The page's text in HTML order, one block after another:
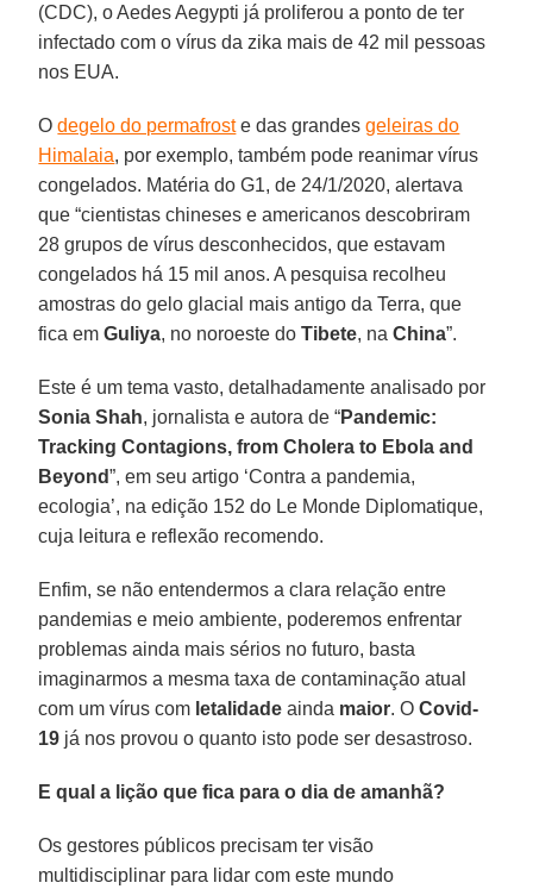
(CDC), o Aedes Aegypti já proliferou a ponto de ter
infectado com o vírus da zika mais de 42 mil pessoas
nos EUA.
Odegelo do permafroste das grandesgeleiras do
Himalaia, por exemplo, também pode reanimar vírus
congelados. Matéria do G1, de 24/1/2020, alertava
que “cientistas chineses e americanos descobriram
28 grupos de vírus desconhecidos, que estavam
congelados há 15 mil anos. A pesquisa recolheu
amostras do gelo glacial mais antigo da Terra, que
fica emGuliya, no noroeste doTibete, naChina”.
Este é um tema vasto, detalhadamente analisado por
Sonia Shah, jornalista e autora de “Pandemic:
Tracking Contagions, from Cholera to Ebola and
Beyond”, em seu artigo ‘Contra a pandemia,
ecologia’, na edição 152 do Le Monde Diplomatique,
cuja leitura e reflexão recomendo.
Enfim, se não entendermos a clara relação entre
pandemias e meio ambiente, poderemos enfrentar
problemas ainda mais sérios no futuro, basta
imaginarmos a mesma taxa de contaminação atual
com um vírus com letalidade ainda maior. OCovid-
19 já nos provou o quanto isto pode ser desastroso.
E qual a lição que fica para o dia de amanhã?
Os gestores públicos precisam ter visão
multidisciplinar para lidar com este mundo